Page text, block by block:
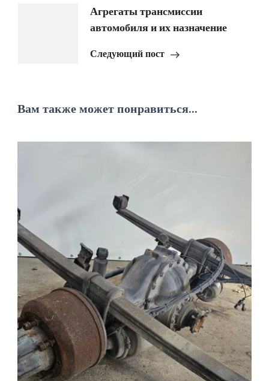
Агрегаты трансмиссии
автомобиля и их назначение
Следующий пост
Вам также может понравиться...